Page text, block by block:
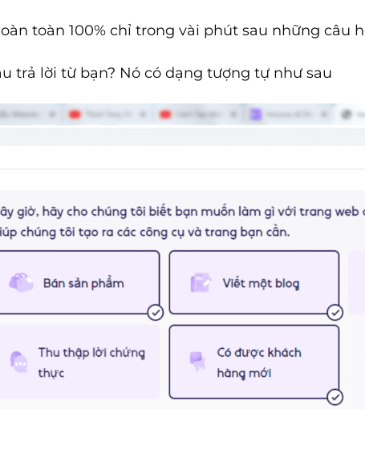
toàn 100% chỉ trong vài phút sau những câu
trả lời từ bạn? Nó có dạng tượng tự như sau